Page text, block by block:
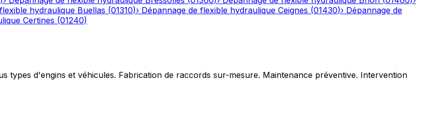
hydraulique Buellas (01310)› Dépannage de flexible hydraulique Ceignes (01430)› Dépannage de
Certines (01240)
types d'engins et véhicules. Fabrication de raccords sur-mesure. Maintenance préventive. Intervention